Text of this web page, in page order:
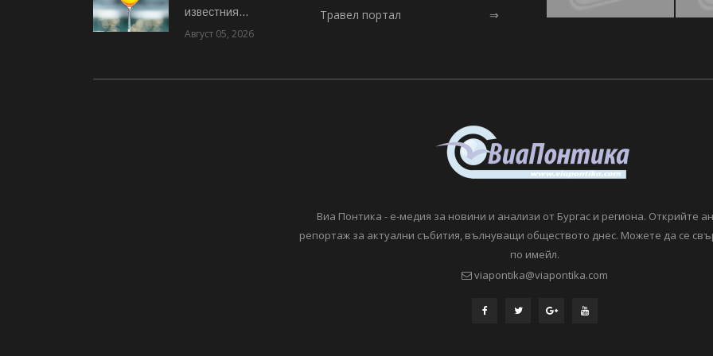
известния...
Август 05, 2026
Травел портал ⇒
Виа Понтика - е-медия за новини и анализи от Бургас и региона. Открийте
репортаж за актуални събития, вълнуващи обществото днес. Можете да се
по имейл.
viapontika@viapontika.com